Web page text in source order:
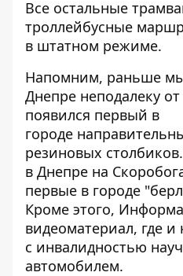
Все остальные
троллейбусные
в штатном режиме.
Напомним, раньше
Днепре неподалеку
появился первый в
городе
резиновых столбиков.
в Днепре на
первые в городе
Кроме этого,
видеоматериал, где
с инвалидностью
автомобилем.